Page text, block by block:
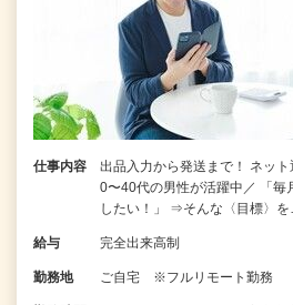
仕事内容
出品入力から発送まで！ ネッ
0〜40代の男性が活躍中／ 「毎
したい！」 ⇒そんな〈目標〉を
給与 完全出来高制
勤務地 ご自宅 ※フルリモート勤務